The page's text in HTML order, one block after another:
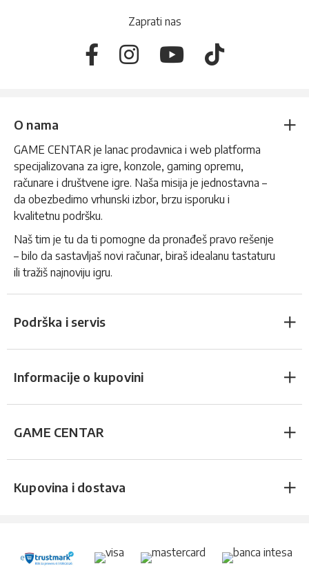
Zaprati nas
O nama
GAME CENTAR je lanac prodavnica i web platforma
specijalizovana za igre, konzole, gaming opremu,
računare i društvene igre. Naša misija je jednostavna –
da obezbedimo vrhunski izbor, brzu isporuku i
kvalitetnu podršku.
Naš tim je tu da ti pomogne da pronađeš pravo rešenje
– bilo da sastavljaš novi računar, biraš idealanu tastaturu
ili tražiš najnoviju igru.
Podrška i servis
Informacije o kupovini
GAME CENTAR
Kupovina i dostava